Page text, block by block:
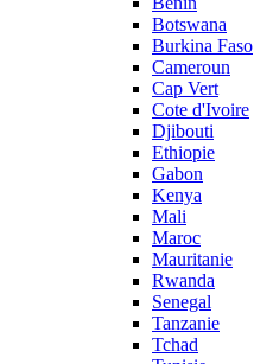
Botswana
Burkina Faso
Cameroun
Cap Vert
Cote d'Ivoire
Djibouti
Ethiopie
Gabon
Kenya
Mali
Maroc
Mauritanie
Rwanda
Senegal
Tanzanie
Tchad